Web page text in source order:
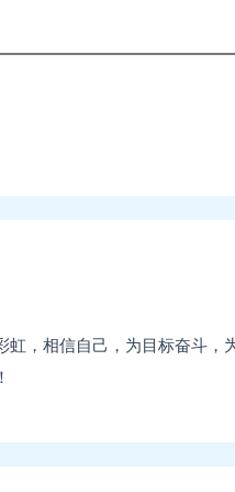
虹，相信自己，为目标奋斗，